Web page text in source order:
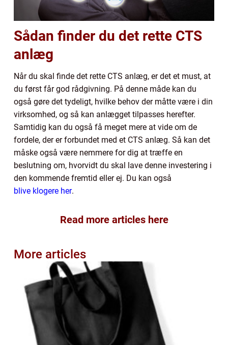
Sådan finder du det rette CTS
anlæg
Når du skal finde det rette CTS anlæg, er det et must, at
du først får god rådgivning. På denne måde kan du
også gøre det tydeligt, hvilke behov der måtte være i din
virksomhed, og så kan anlægget tilpasses herefter.
Samtidig kan du også få meget mere at vide om de
fordele, der er forbundet med et CTS anlæg. Så kan det
måske også være nemmere for dig at træffe en
beslutning om, hvorvidt du skal lave denne investering i
den kommende fremtid eller ej. Du kan også
blive klogere her.
Read more articles here
More articles